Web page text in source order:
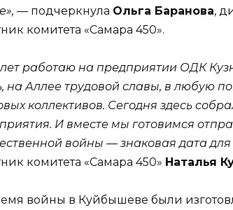
— подчеркнула Ольга Баранова,
комитета «Самара 450».
лет работаю на предприятии ОДК
наАллее трудовой славы, в любую
коллективов. Сегодня здесь
И вместе мы готовимся
войны — знаковая дата
комитета «Самара 450» Наталья
войны в Куйбышеве были